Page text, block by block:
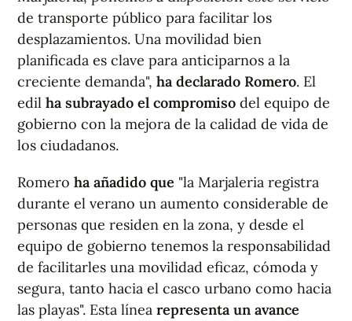
de transporte público para facilitar los
desplazamientos. Una movilidad bien
planificada es clave para anticiparnos a la
creciente demanda", ha declarado Romero. El
edil ha subrayado el compromiso del equipo de
gobierno con la mejora de la calidad de vida de
los ciudadanos.
Romero ha añadido que "la Marjaleria registra
durante el verano un aumento considerable de
personas que residen en la zona, y desde el
equipo de gobierno tenemos la responsabilidad
de facilitarles una movilidad eficaz, cómoda y
segura, tanto hacia el casco urbano como hacia
las playas". Esta línea representa un avance